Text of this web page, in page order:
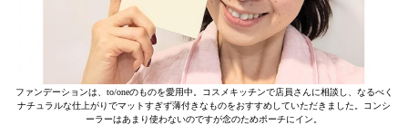
ファンデーションは、to/oneのものを愛用中。コスメキッチンで店員さんに相談し、なるべく
ナチュラルな仕上がりでマットすぎず薄付きなものをおすすめしていただきました。コンシ
ーラーはあまり使わないのですが念のためポーチにイン。